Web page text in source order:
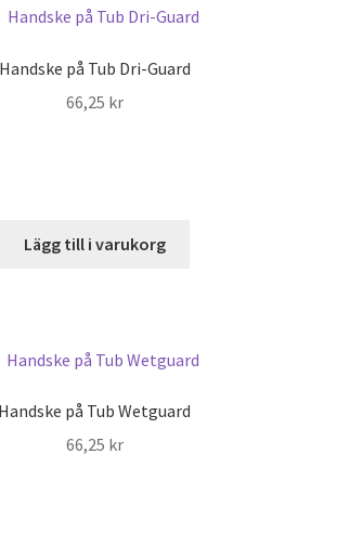
Handske på Tub Dri-Guard
66,25 kr
Lägg till i varukorg
Handske på Tub Wetguard
66,25 kr